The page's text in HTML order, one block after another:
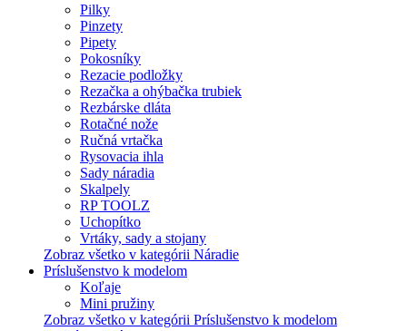
Pilky
Pinzety
Pipety
Pokosníky
Rezacie podložky
Rezačka a ohýbačka trubiek
Rezbárske dláta
Rotačné nože
Ručná vrtačka
Rysovacia ihla
Sady náradia
Skalpely
RP TOOLZ
Uchopítko
Vrtáky, sady a stojany
Zobraz všetko v kategórii Náradie
Príslušenstvo k modelom
Koľaje
Mini pružiny
Zobraz všetko v kategórii Príslušenstvo k modelom